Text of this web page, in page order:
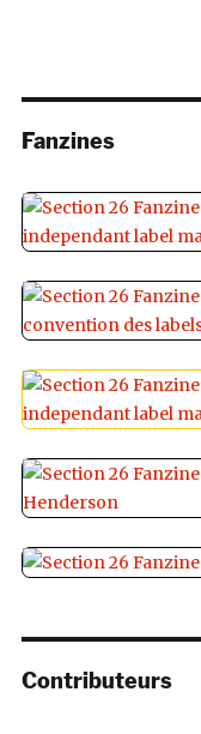
Fanzines
Contributeurs